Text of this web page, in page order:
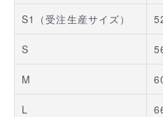
S1（受注生産サイズ）
S
M
L